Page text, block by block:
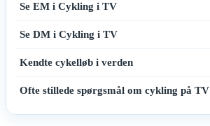
Se EM i Cykling i TV
Se DM i Cykling i TV
Kendte cykelløb i verden
Ofte stillede spørgsmål om cykling på TV